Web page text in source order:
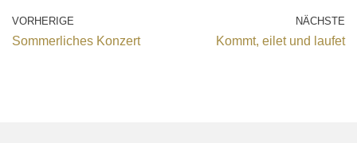
VORHERIGE
Sommerliches Konzert
NÄCHSTE
Kommt, eilet und laufet